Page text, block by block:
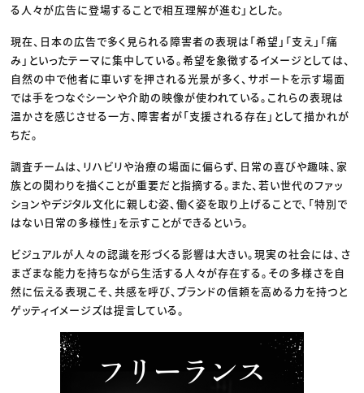
る人々が広告に登場することで相互理解が進む」とした。
現在、日本の広告で多く見られる障害者の表現は「希望」「支え」「痛
み」といったテーマに集中している。希望を象徴するイメージとしては、
自然の中で他者に車いすを押される光景が多く、サポートを示す場面
では手をつなぐシーンや介助の映像が使われている。これらの表現は
温かさを感じさせる一方、障害者が「支援される存在」として描かれが
ちだ。
調査チームは、リハビリや治療の場面に偏らず、日常の喜びや趣味、家
族との関わりを描くことが重要だと指摘する。また、若い世代のファッ
ションやデジタル文化に親しむ姿、働く姿を取り上げることで、「特別で
はない日常の多様性」を示すことができるという。
ビジュアルが人々の認識を形づくる影響は大きい。現実の社会には、さ
まざまな能力を持ちながら生活する人々が存在する。その多様さを自
然に伝える表現こそ、共感を呼び、ブランドの信頼を高める力を持つと
ゲッティイメージズは提言している。